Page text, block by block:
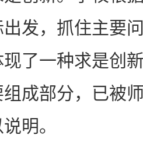
发，抓住主要
了一种求是创
成部分，已被
明。